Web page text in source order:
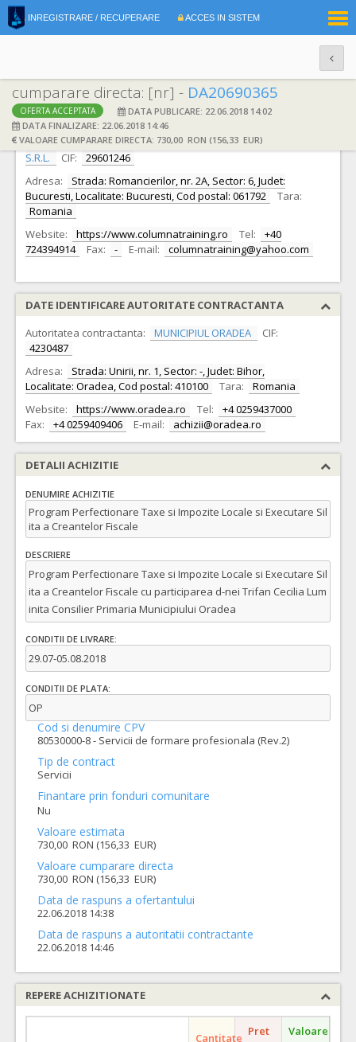
INREGISTRARE / RECUPERARE ACCES IN SISTEM
cumparare directa: [nr] - DA20690365
OFERTA ACCEPTATA
DATA PUBLICARE: 22.06.2018 14:02
DATA FINALIZARE: 22.06.2018 14:46
VALOARE CUMPARARE DIRECTA: 730,00 RON (156,33 EUR)
DATE IDENTIFICARE OFERTANT
Ofertant: S.C. COLUMNA TRAINING & CONSULTING SRL
S.R.L.
CIF:
29601246
Adresa:
Strada: Romancierilor, nr. 2A, Sector: 6, Judet:
Bucuresti, Localitate: Bucuresti, Cod postal: 061792
Tara:
Romania
Website:
https://www.columnatraining.ro Tel:
+40
724394914
Fax: - E-mail: columnatraining@yahoo.com
DATE IDENTIFICARE AUTORITATE CONTRACTANTA
Autoritatea contractanta:
MUNICIPIUL ORADEA
CIF:
4230487
Adresa:
Strada: Unirii, nr. 1, Sector: -, Judet: Bihor,
Localitate: Oradea, Cod postal: 410100
Tara:
Romania
Website:
https://www.oradea.ro Tel:
+4 0259437000
Fax:
+4 0259409406 E-mail: achizii@oradea.ro
DETALII ACHIZITIE
DENUMIRE ACHIZITIE
Program Perfectionare Taxe si Impozite Locale si Executare Sil
ita a Creantelor Fiscale
DESCRIERE
Program Perfectionare Taxe si Impozite Locale si Executare Sil
ita a Creantelor Fiscale cu participarea d-nei Trifan Cecilia Lum
inita Consilier Primaria Municipiului Oradea
CONDITII DE LIVRARE:
29.07-05.08.2018
CONDITII DE PLATA:
OP
Cod si denumire CPV
80530000-8 - Servicii de formare profesionala (Rev.2)
Tip de contract
Servicii
Finantare prin fonduri comunitare
Nu
Valoare estimata
730,00 RON (156,33 EUR)
Valoare cumparare directa
730,00 RON (156,33 EUR)
Data de raspuns a ofertantului
22.06.2018 14:38
Data de raspuns a autoritatii contractante
22.06.2018 14:46
REPERE ACHIZITIONATE
Cantitate Pret
Valoare